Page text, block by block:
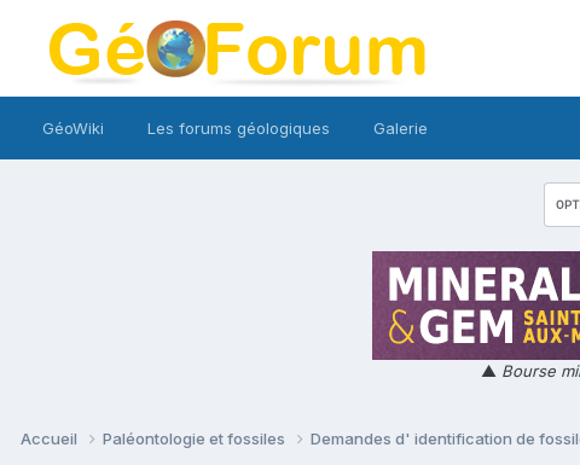
GéoWiki Les forums géologiques Galerie
▲ Bourse
Accueil Paléontologie et fossiles Demandes d' identification de